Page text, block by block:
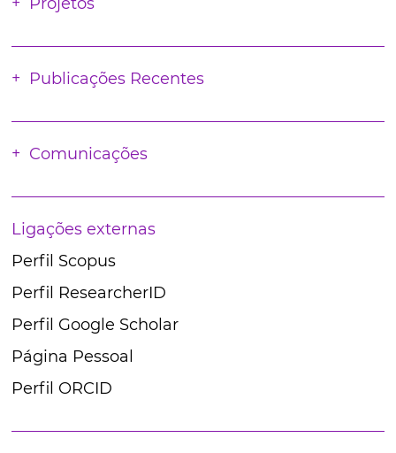
Publicações Recentes
Comunicações
Ligações externas
Perfil Scopus
Perfil ResearcherID
Perfil Google Scholar
Página Pessoal
Perfil ORCID